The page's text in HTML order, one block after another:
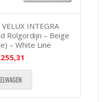
INTEGRA
Rolgordijn – Beige
– White Line
255,31